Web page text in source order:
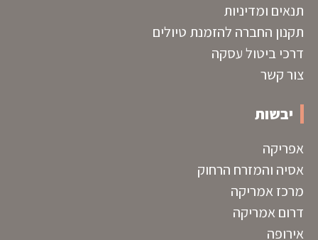
תנאים ומדיניות
תקנון החברה להזמנת טיולים
דרכי ביטול עסקה
צור קשר
יבשות
אפריקה
אסיה והמזרח הרחוק
מרכז אמריקה
דרום אמריקה
אירופה